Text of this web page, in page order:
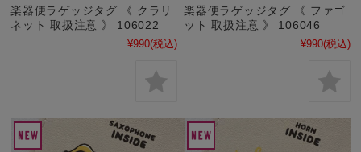
楽器便ラゲッジタグ 《 クラリ
ネット 取扱注意 》 106022
¥990(税込)
楽器便ラゲッジタグ 《 ファゴ
ット 取扱注意 》 106046
¥990(税込)